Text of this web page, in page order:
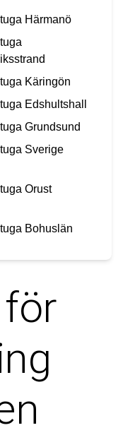
Härmanö
Käringön
Edshultshall
Grundsund
Sverige
Orust
Bohuslän